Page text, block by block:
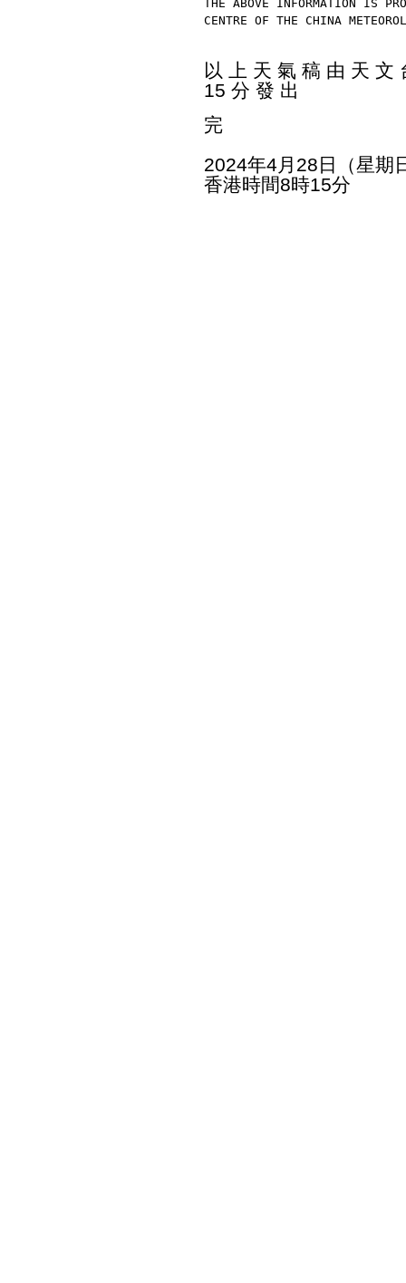
THE ABOVE INFORMATION IS
CENTRE OF THE CHINA
以 上 天 氣 稿 由 天 文
15 分 發 出
完
2024年4月28日（星期
香港時間8時15分